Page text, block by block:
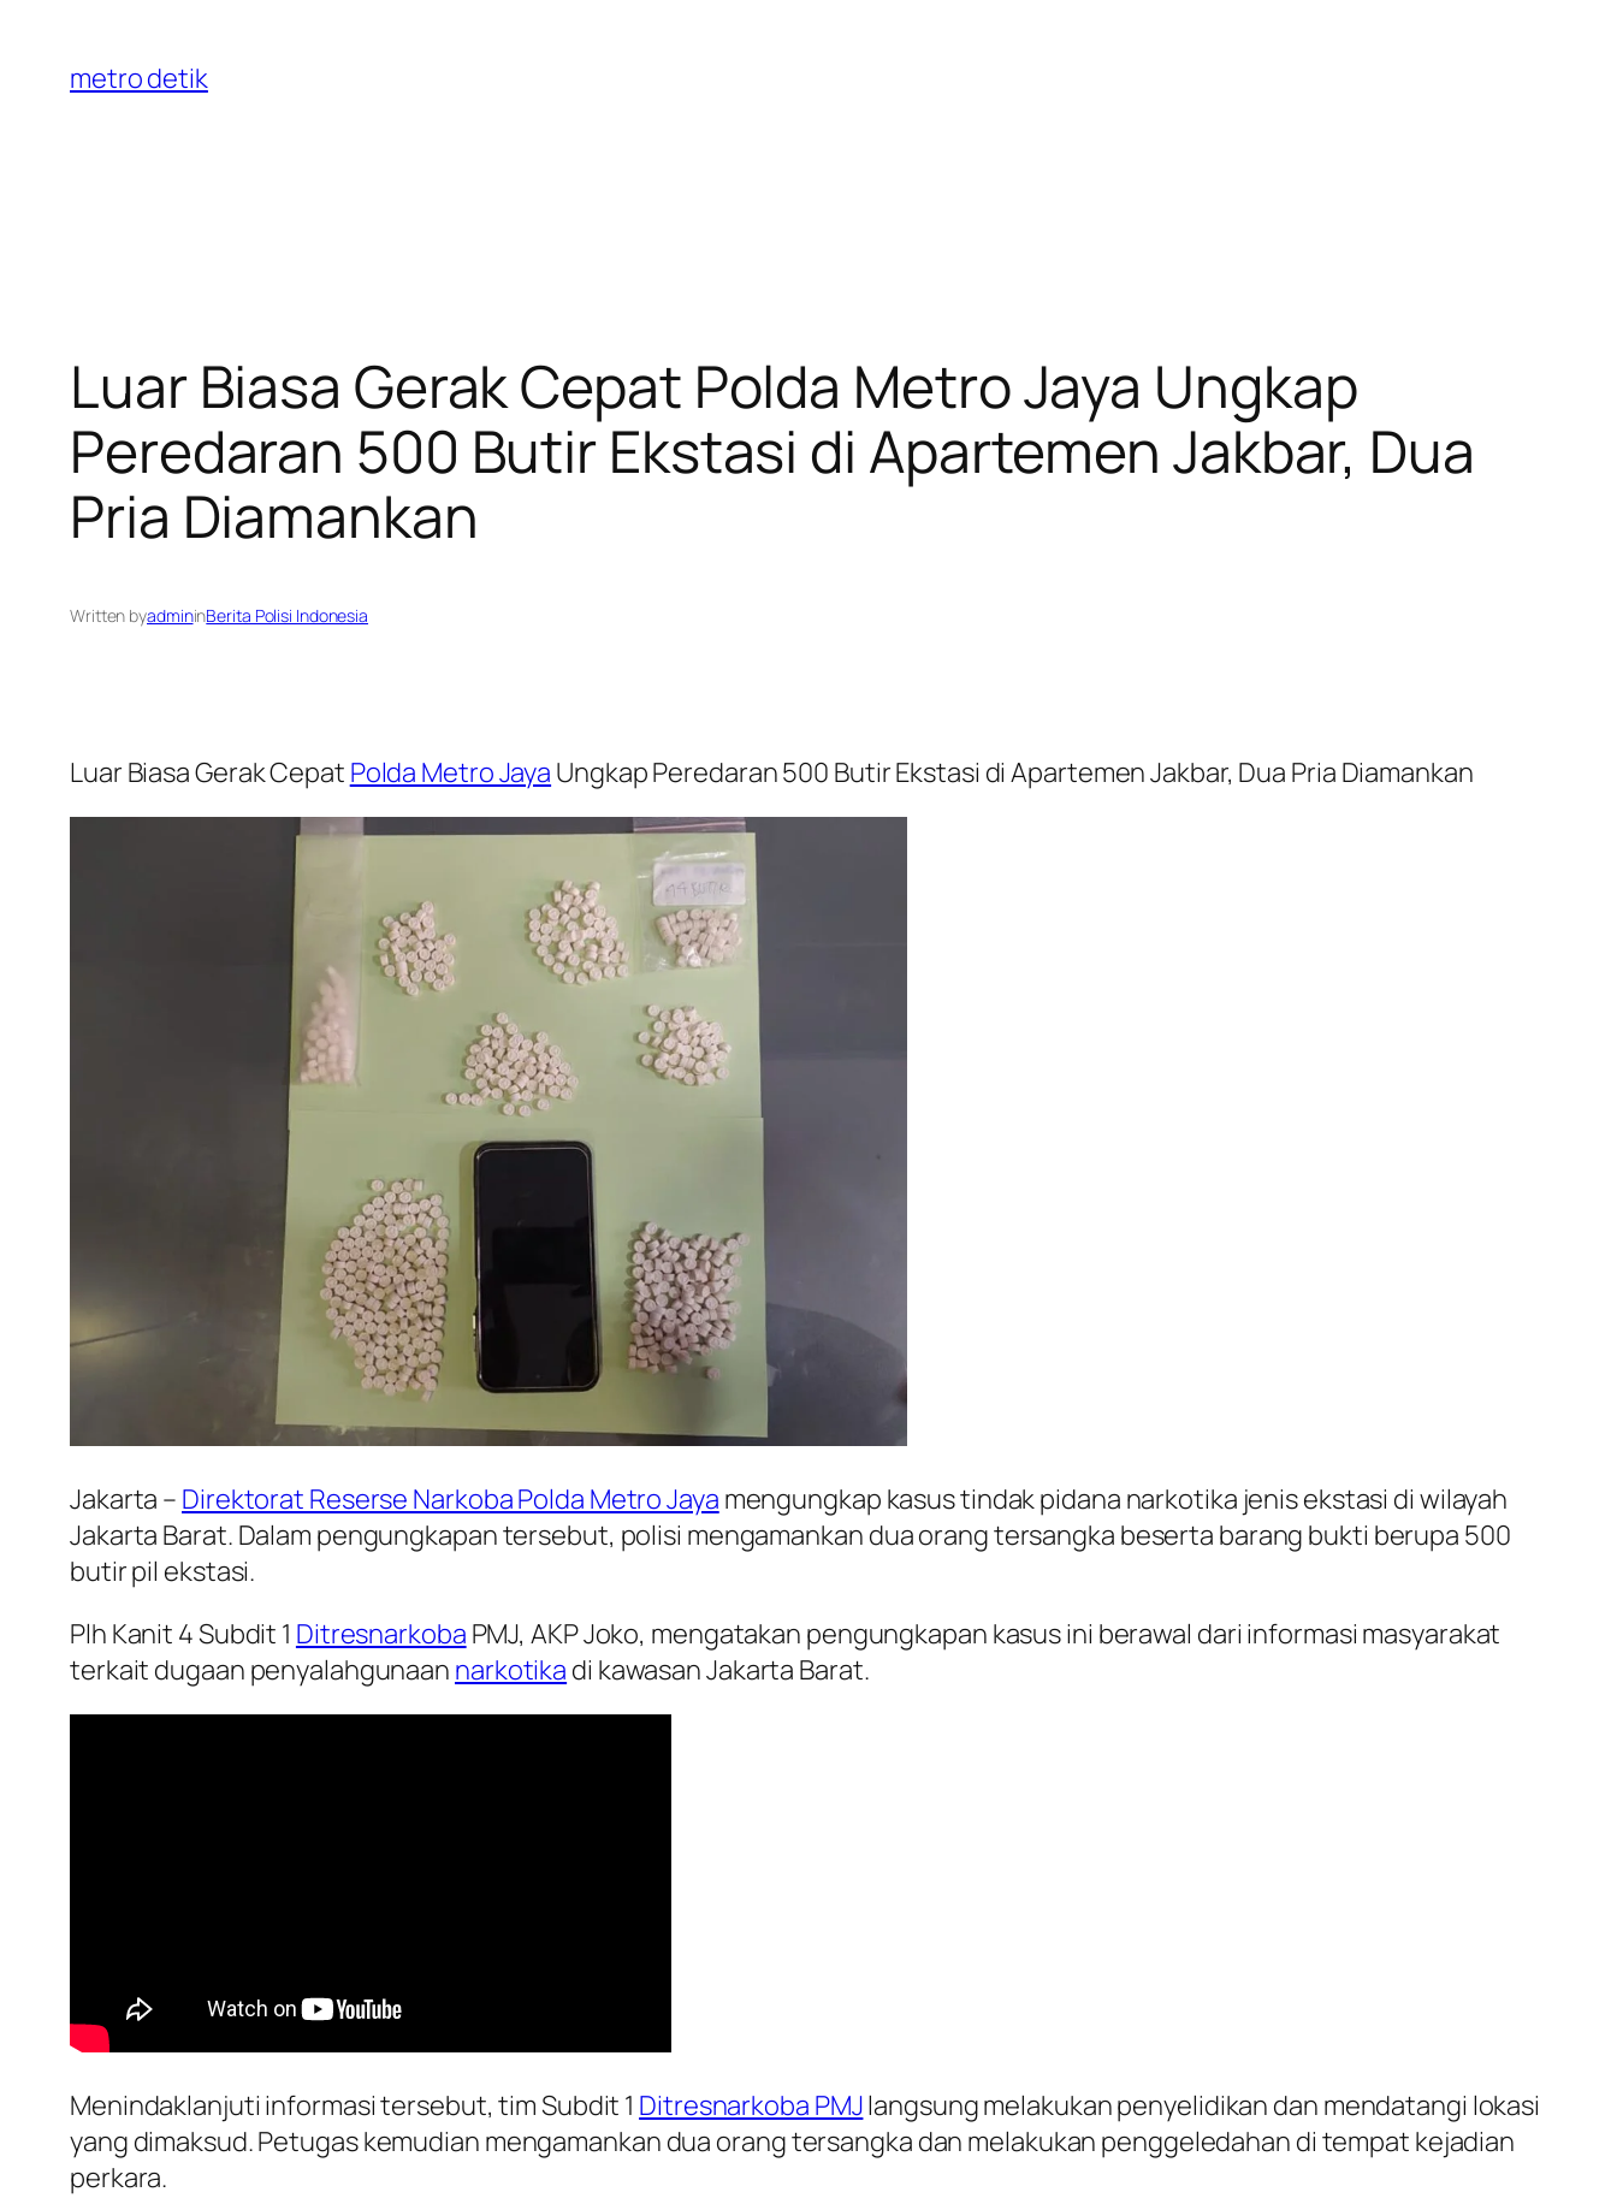
content
metro detik
Luar Biasa Gerak Cepat Polda Metro Jaya Ungkap
Peredaran 500 Butir Ekstasi di Apartemen Jakbar, Dua
Pria Diamankan
Written byadmininBerita Polisi Indonesia
Luar Biasa Gerak Cepat Polda Metro Jaya Ungkap Peredaran 500 Butir Ekstasi di Apartemen Jakbar, Dua Pria Diamankan
Jakarta – Direktorat Reserse Narkoba Polda Metro Jaya mengungkap kasus tindak pidana narkotika jenis ekstasi di wilayah
Jakarta Barat. Dalam pengungkapan tersebut, polisi mengamankan dua orang tersangka beserta barang bukti berupa 500
butir pil ekstasi.
Plh Kanit 4 Subdit 1 Ditresnarkoba PMJ, AKP Joko, mengatakan pengungkapan kasus ini berawal dari informasi masyarakat
terkait dugaan penyalahgunaan narkotika di kawasan Jakarta Barat.
Menindaklanjuti informasi tersebut, tim Subdit 1 Ditresnarkoba PMJlangsung melakukan penyelidikan dan mendatangi lokasi
yang dimaksud. Petugas kemudian mengamankan dua orang tersangka dan melakukan penggeledahan di tempat kejadian
perkara.